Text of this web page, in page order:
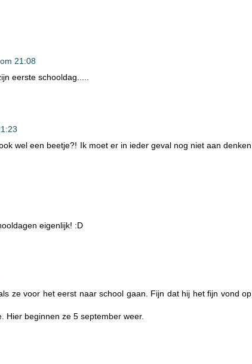
21:08
eerste schooldag.....
wel een beetje?! Ik moet er in ieder geval nog niet aan denken
eigenlijk! :D
ze voor het eerst naar school gaan. Fijn dat hij het fijn vond op
Hier beginnen ze 5 september weer.